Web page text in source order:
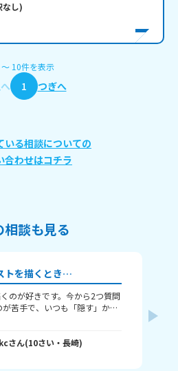
なし)
〜 10件を表示
1 つぎへ
いる相談についての
合わせはコチラ
相談も見る
トを描くとき…
のが好きです。今から2つ質問
苦手で、いつも「隠す」か
ていて、それ以外は全く描け
いですか？
さん(10さい・ 長崎)